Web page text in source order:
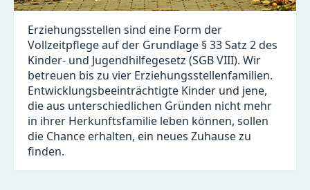
Erziehungsstellen sind eine Form der
Vollzeitpflege auf der Grundlage § 33 Satz 2 des
Kinder- und Jugendhilfegesetz (SGB VIII). Wir
betreuen bis zu vier Erziehungsstellenfamilien.
Entwicklungsbeeinträchtigte Kinder und jene,
die aus unterschiedlichen Gründen nicht mehr
in ihrer Herkunftsfamilie leben können, sollen
die Chance erhalten, ein neues Zuhause zu
finden.